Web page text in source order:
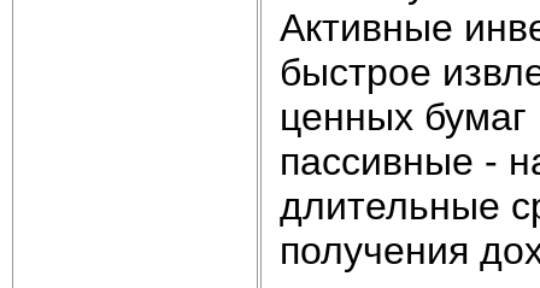
Активные
быстрое
ценных бумаг
пассивные -
длительные
получения